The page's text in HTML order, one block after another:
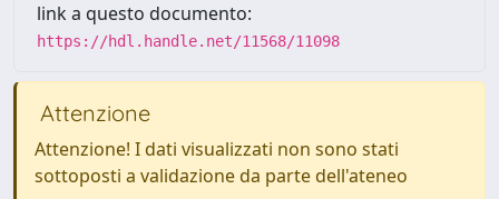
link a questo documento:
https://hdl.handle.net/11568/11098
Attenzione
Attenzione! I dati visualizzati non sono stati
sottoposti a validazione da parte dell'ateneo